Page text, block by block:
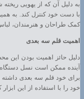
به دلیل آن که از یهویی ریخته
با دست خود کنترل کند. به
کمک طراحان و هنرمندان،
اهمیت قلم سه بعدی
دلیل حائز اهمیت بودن این
آینده ممکن است نسل
برای خود قلم سه بعدی داشته
خود را با استفاده از این